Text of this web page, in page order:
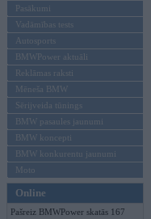
Pasākumi
Vadāmības tests
Autosports
BMWPower aktuāli
Reklāmas raksti
Mēneša BMW
Sērijveida tūnings
BMW pasaules jaunumi
BMW koncepti
BMW konkurentu jaunumi
Moto
Online
Pašreiz BMWPower skatās 167